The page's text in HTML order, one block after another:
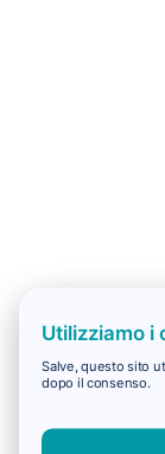
Utilizziamo i
Salve, questo sito
dopo il consenso.